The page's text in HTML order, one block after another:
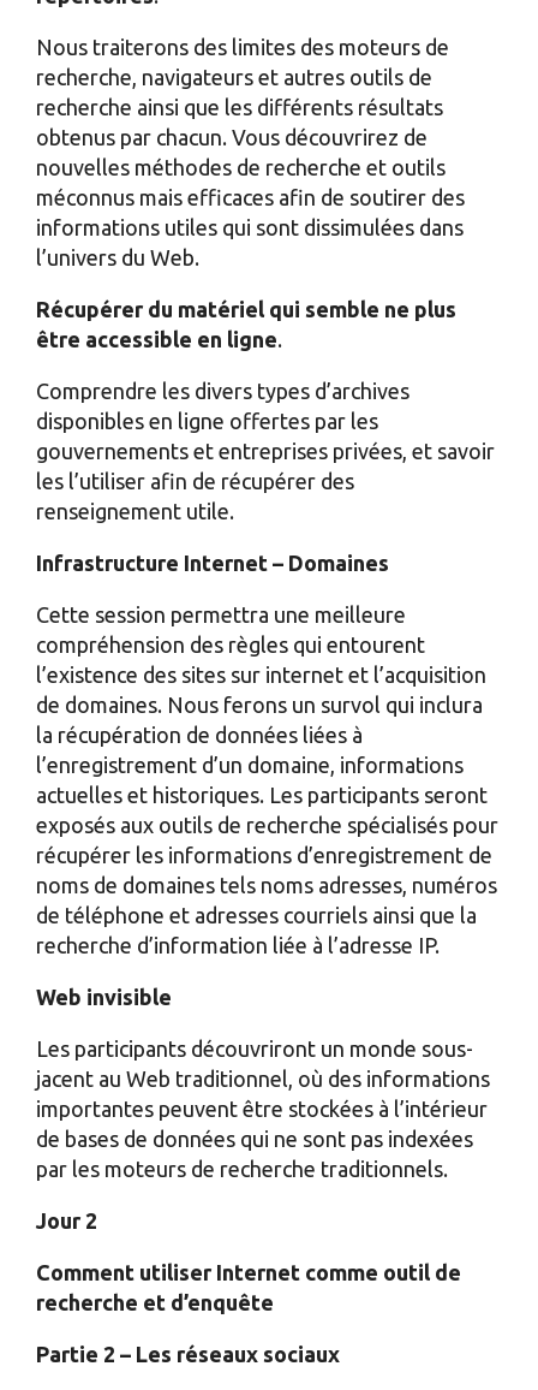
Nous traiterons des limites des moteurs de
recherche, navigateurs et autres outils de
recherche ainsi que les différents résultats
obtenus par chacun. Vous découvrirez de
nouvelles méthodes de recherche et outils
méconnus mais efficaces afin de soutirer des
informations utiles qui sont dissimulées dans
l’univers du Web.
Récupérer du matériel qui semble ne plus
être accessible en ligne.
Comprendre les divers types d’archives
disponibles en ligne offertes par les
gouvernements et entreprises privées, et savoir
les l’utiliser afin de récupérer des
renseignement utile.
Infrastructure Internet – Domaines
Cette session permettra une meilleure
compréhension des règles qui entourent
l’existence des sites sur internet et l’acquisition
de domaines. Nous ferons un survol qui inclura
la récupération de données liées à
l’enregistrement d’un domaine, informations
actuelles et historiques. Les participants seront
exposés aux outils de recherche spécialisés pour
récupérer les informations d’enregistrement de
noms de domaines tels noms adresses, numéros
de téléphone et adresses courriels ainsi que la
recherche d’information liée à l’adresse IP.
Web invisible
Les participants découvriront un monde sous-
jacent au Web traditionnel, où des informations
importantes peuvent être stockées à l’intérieur
de bases de données qui ne sont pas indexées
par les moteurs de recherche traditionnels.
Jour 2
Comment utiliser Internet comme outil de
recherche et d’enquête
Partie 2 – Les réseaux sociaux